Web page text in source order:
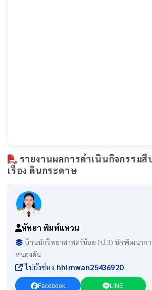
รายงานผลการดำเนินกิจกรรมสื
เรื่อง ดินกระดาษ
หัทยา พิมพ์แหวน
บ้านนักวิทยาศาสตร์น้อย (ป.3) นักพัฒนาการ
หนองคัน
ไปยังช่อง hhimwan25436920
Facebook LINE